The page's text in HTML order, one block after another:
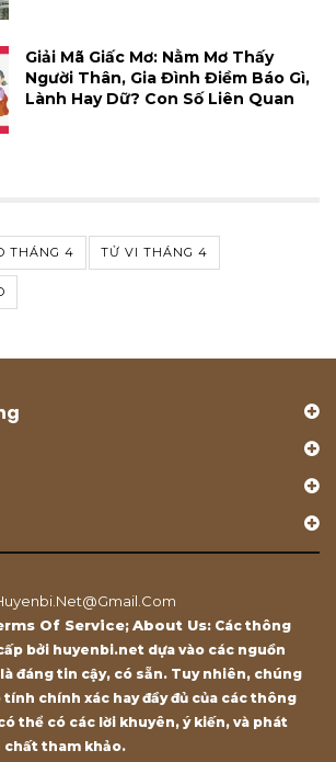
Giải Mã Giấc Mơ: Nằm Mơ Thấy
Người Thân, Gia Đình Điềm Báo Gì,
Lành Hay Dữ? Con Số Liên Quan
THÁNG 4 TỬ VI THÁNG 4
Of Service; About Us: Các thông
bởi huyenbi.net dựa vào các nguồn
đáng tin cậy, có sẵn. Tuy nhiên, chúng
chính xác hay đầy đủ của các thông
thể có các lời khuyên, ý kiến, và phát
chất tham khảo.